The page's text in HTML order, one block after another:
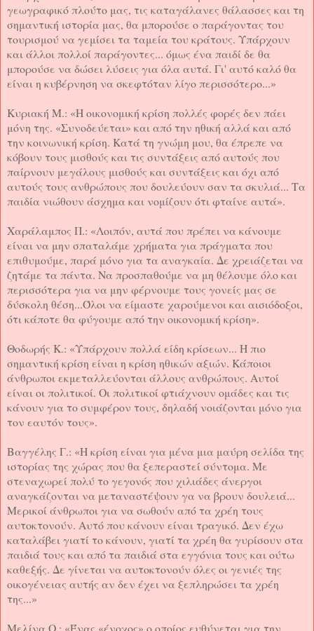
γεωγραφικό πλούτο μας, τις καταγάλανες θάλασσες και τη
σημαντική ιστορία μας, θα μπορούσε ο παράγοντας του
τουρισμού να γεμίσει τα ταμεία του κράτους. Υπάρχουν
και άλλοι πολλοί παράγοντες... όμως ένα παιδί δε θα
μπορούσε να δώσει λύσεις για όλα αυτά. Γι' αυτό καλό θα
είναι η κυβέρνηση να σκεφτόταν λίγο περισσότερο...»
Κυριακή Μ.: «Η οικονομική κρίση πολλές φορές δεν πάει
μόνη της. «Συνοδεύεται» και από την ηθική αλλά και από
την κοινωνική κρίση. Κατά τη γνώμη μου, θα έπρεπε να
κόβουν τους μισθούς και τις συντάξεις από αυτούς που
παίρνουν μεγάλους μισθούς και συντάξεις και όχι από
αυτούς τους ανθρώπους που δουλεύουν σαν τα σκυλιά... Τα
παιδία νιώθουν άσχημα και νομίζουν ότι φταίνε αυτά».
Χαράλαμπος Π.: «Λοιπόν, αυτά που πρέπει να κάνουμε
είναι να μην σπαταλάμε χρήματα για πράγματα που
επιθυμούμε, παρά μόνο για τα αναγκαία. Δε χρειάζεται να
ζητάμε τα πάντα. Να προσπαθούμε να μη θέλουμε όλο και
περισσότερα για να μην φέρνουμε τους γονείς μας σε
δύσκολη θέση...Όλοι να είμαστε χαρούμενοι και αισιόδοξοι,
ότι κάποτε θα φύγουμε από την οικονομική κρίση».
Θοδωρής Κ.: «Υπάρχουν πολλά είδη κρίσεων... Η πιο
σημαντική κρίση είναι η κρίση ηθικών αξιών. Κάποιοι
άνθρωποι εκμεταλλεύονται άλλους ανθρώπους. Αυτοί
είναι οι πολιτικοί. Οι πολιτικοί φτιάχνουν ομάδες και τις
κάνουν για το συμφέρον τους, δηλαδή νοιάζονται μόνο για
τον εαυτόν τους».
Βαγγέλης Γ.: «Η κρίση είναι για μένα μια μαύρη σελίδα της
ιστορίας της χώρας που θα ξεπεραστεί σύντομα. Με
στεναχωρεί πολύ το γεγονός που χιλιάδες άνεργοι
αναγκάζονται να μεταναστέψουν γα να βρουν δουλειά...
Μερικοί άνθρωποι για να σωθούν από τα χρέη τους
αυτοκτονούν. Αυτό που κάνουν είναι τραγικό. Δεν έχω
καταλάβει γιατί το κάνουν, γιατί τα χρέη θα γυρίσουν στα
παιδιά τους και από τα παιδιά στα εγγόνια τους και ούτω
καθεξής. Δε γίνεται να αυτοκτονούν όλες οι γενιές της
οικογένειας αυτής αν δεν έχει να ξεπληρώσει τα χρέη
της...»
Μελίνα Ο.: «Ένας «ένοχος» o οποίος ευθύνεται για την